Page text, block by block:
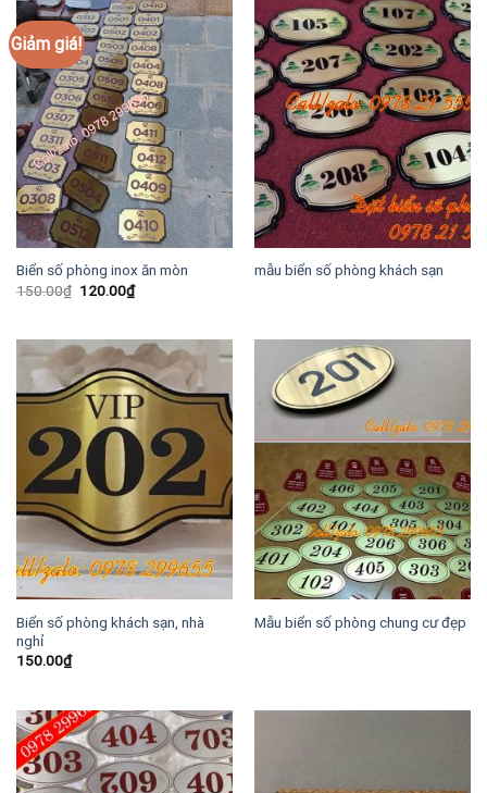
Giảm giá!
Biển số phòng inox ăn mòn
150.00₫ Giá
120.00₫Giá
hiện
120.00₫.
mẫu biển số phòng khách sạn
Biển số phòng khách sạn, nhà
nghỉ
150.00₫
Mẫu biển số phòng chung cư đẹp